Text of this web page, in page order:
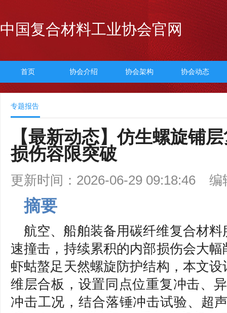
中国复合材料工业协会官网
首页 协会介绍 协会架构 协会动态
专题报告
【最新动态】仿生螺旋铺
损伤容限突破
更新时间：2026-06-29 09:18:46 编
摘要
航空、船舶装备用碳纤维复合材
速撞击，持续累积的内部损伤会大
虾蛄螯足天然螺旋防护结构，本文
维层合板，设置同点位重复冲击、
冲击工况，结合落锤冲击试验、超